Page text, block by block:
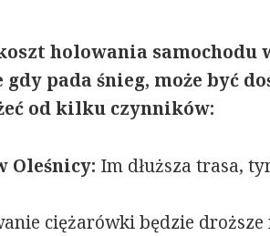
holowania samochodu
pada śnieg, może być
od kilku czynników:
Oleśnicy: Im dłuższa trasa,
ciężarówki będzie